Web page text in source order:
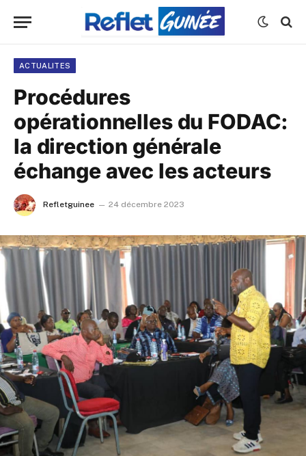
ACTUALITES
Procédures
opérationnelles du FODAC:
la direction générale
échange avec les acteurs
Refletguinee 24 décembre 2023